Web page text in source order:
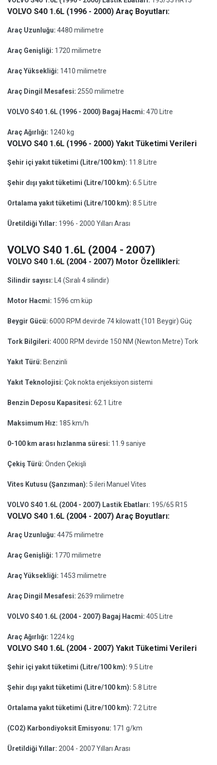
VOLVO S40 1.6L (1996 - 2000) Araç Boyutları:
Araç Uzunluğu: 4480 milimetre
Araç Genişliği: 1720 milimetre
Araç Yüksekliği: 1410 milimetre
Araç Dingil Mesafesi: 2550 milimetre
VOLVO S40 1.6L (1996 - 2000) Bagaj Hacmi: 470 Litre
Araç Ağırlığı: 1240 kg
VOLVO S40 1.6L (1996 - 2000) Yakıt Tüketimi Verileri
Şehir içi yakıt tüketimi (Litre/100 km): 11.8 Litre
Şehir dışı yakıt tüketimi (Litre/100 km): 6.5 Litre
Ortalama yakıt tüketimi (Litre/100 km): 8.5 Litre
Üretildiği Yıllar: 1996 - 2000 Yılları Arası
VOLVO S40 1.6L (2004 - 2007)
VOLVO S40 1.6L (2004 - 2007) Motor Özellikleri:
Silindir sayısı: L4 (Sıralı 4 silindir)
Motor Hacmi: 1596 cm küp
Beygir Gücü: 6000 RPM devirde 74 kilowatt (101 Beygir) Güç
Tork Bilgileri: 4000 RPM devirde 150 NM (Newton Metre) Tork
Yakıt Türü: Benzinli
Yakıt Teknolojisi: Çok nokta enjeksiyon sistemi
Benzin Deposu Kapasitesi: 62.1 Litre
Maksimum Hız: 185 km/h
0-100 km arası hızlanma süresi: 11.9 saniye
Çekiş Türü: Önden Çekişli
Vites Kutusu (Şanzıman): 5 ileri Manuel Vites
VOLVO S40 1.6L (2004 - 2007) Lastik Ebatları: 195/65 R15
VOLVO S40 1.6L (2004 - 2007) Araç Boyutları:
Araç Uzunluğu: 4475 milimetre
Araç Genişliği: 1770 milimetre
Araç Yüksekliği: 1453 milimetre
Araç Dingil Mesafesi: 2639 milimetre
VOLVO S40 1.6L (2004 - 2007) Bagaj Hacmi: 405 Litre
Araç Ağırlığı: 1224 kg
VOLVO S40 1.6L (2004 - 2007) Yakıt Tüketimi Verileri
Şehir içi yakıt tüketimi (Litre/100 km): 9.5 Litre
Şehir dışı yakıt tüketimi (Litre/100 km): 5.8 Litre
Ortalama yakıt tüketimi (Litre/100 km): 7.2 Litre
(CO2) Karbondiyoksit Emisyonu: 171 g/km
Üretildiği Yıllar: 2004 - 2007 Yılları Arası